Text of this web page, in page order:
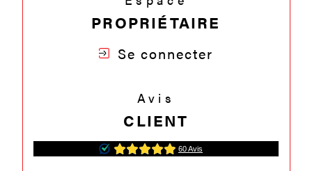
PROPRIÉTAIRE
Se connecter
Avis
CLIENT